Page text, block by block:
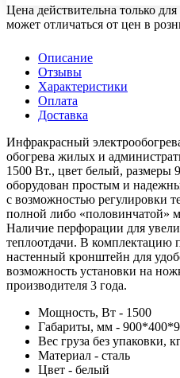
Цена действительна только
может отличаться от цен в
Описание
Отзывы
Характеристики
Оплата
Доставка
Инфракрасный
обогрева жилых и
1500 Вт., цвет белый, размеры
оборудован простым и
с возможностью регулировки
полной либо «половинчатой»
Наличие перфорации для
теплоотдачи. В комплектацию
настенный кронштейн для
возможность установки на
производителя 3 года.
Мощность, Вт - 1500
Габариты, мм -
Вес груза без упаковки,
Материал - сталь
Цвет - белый